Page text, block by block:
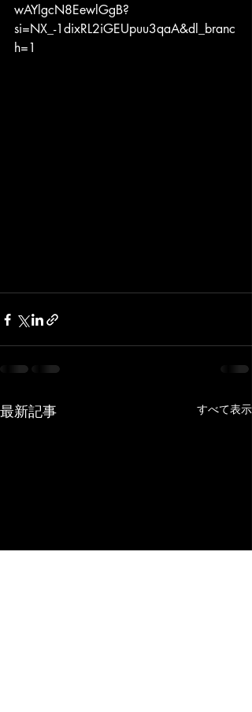
wAYlgcN8EewlGgB?
si=NX_-1dixRL2iGEUpuu3qaA&dl_branc
h=1
最新記事 すべて表示